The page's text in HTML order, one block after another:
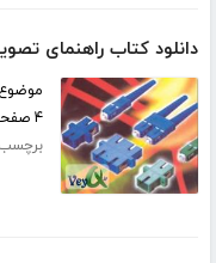
دانلود کتاب راهنمای
۴ صفحه